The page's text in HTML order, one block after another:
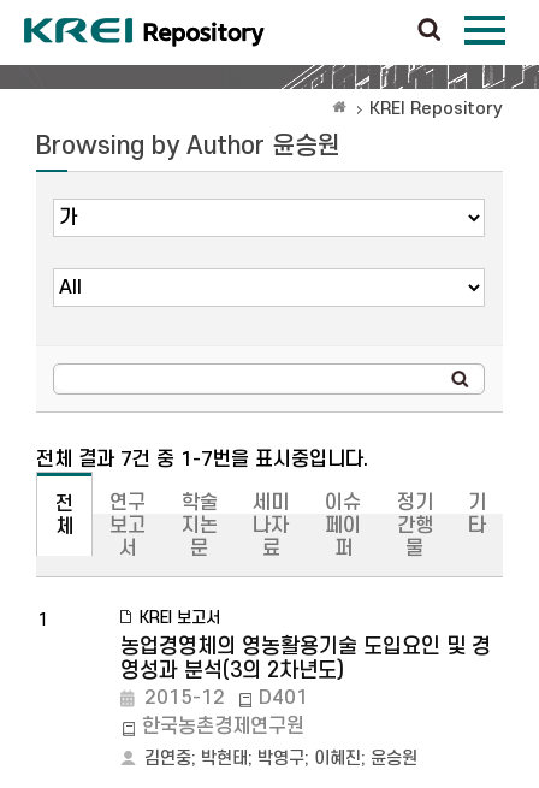
KREI Repository
Browsing by Author 윤승원
전체 결과 7건 중 1-7번을 표시중입니다.
전
체
연구
보고
서
학술
지논
문
세미
나자
료
이슈
페이
퍼
정기
간행
물
기
타
1 KREI 보고서
농업경영체의 영농활용기술 도입요인 및 경
영성과 분석(3의 2차년도)
2015-12
D401
한국농촌경제연구원
김연중; 박현태; 박영구; 이혜진; 윤승원